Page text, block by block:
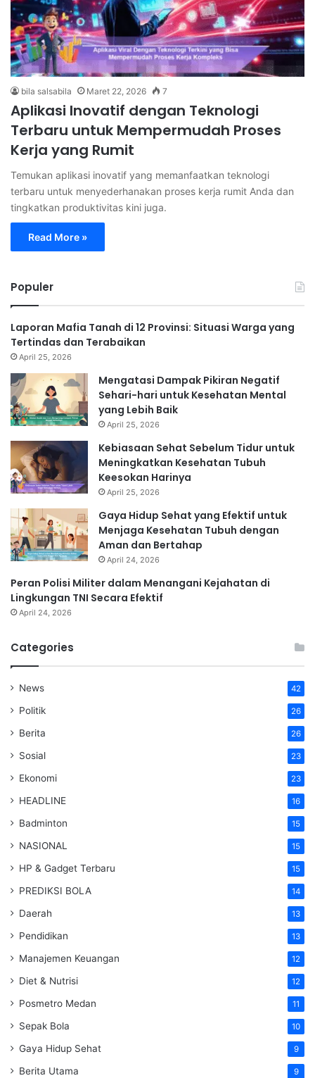
bila salsabila Maret 22, 2026 7
Aplikasi Inovatif dengan Teknologi
Terbaru untuk Mempermudah Proses
Kerja yang Rumit
Temukan aplikasi inovatif yang memanfaatkan teknologi
terbaru untuk menyederhanakan proses kerja rumit Anda dan
tingkatkan produktivitas kini juga.
Read More »
Populer
Laporan Mafia Tanah di 12 Provinsi: Situasi Warga yang
Tertindas dan Terabaikan
April 25, 2026
Mengatasi Dampak Pikiran Negatif
Sehari-hari untuk Kesehatan Mental
yang Lebih Baik
April 25, 2026
Kebiasaan Sehat Sebelum Tidur untuk
Meningkatkan Kesehatan Tubuh
Keesokan Harinya
April 25, 2026
Gaya Hidup Sehat yang Efektif untuk
Menjaga Kesehatan Tubuh dengan
Aman dan Bertahap
April 24, 2026
Peran Polisi Militer dalam Menangani Kejahatan di
Lingkungan TNI Secara Efektif
April 24, 2026
Categories
News 42
Politik 26
Berita 26
Sosial 23
Ekonomi 23
HEADLINE 16
Badminton 15
NASIONAL 15
HP & Gadget Terbaru 15
PREDIKSI BOLA 14
Daerah 13
Pendidikan 13
Manajemen Keuangan 12
Diet & Nutrisi 12
Posmetro Medan 11
Sepak Bola 10
Gaya Hidup Sehat 9
Berita Utama 9